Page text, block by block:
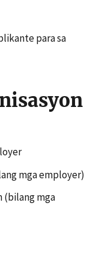
para sa
mga employer)
(bilang mga